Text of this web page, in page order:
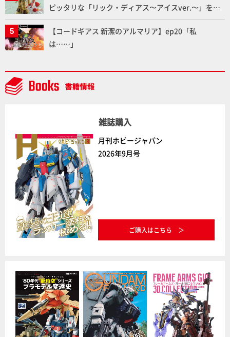
ピッタリな「リック・ディアス〜アイスver.〜」を製
作【ガンダムフォワード Vol.11抜粋】
【コードギアス 新潔のアルマリア】ep20「私
は……」
雑誌購入
月刊ホビージャパン
2026年9月号
ご購入はこちら